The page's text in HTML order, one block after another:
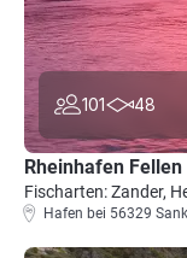
101 48
Rheinhafen Fellen
Fischarten: Zander,
Hafen bei 56329